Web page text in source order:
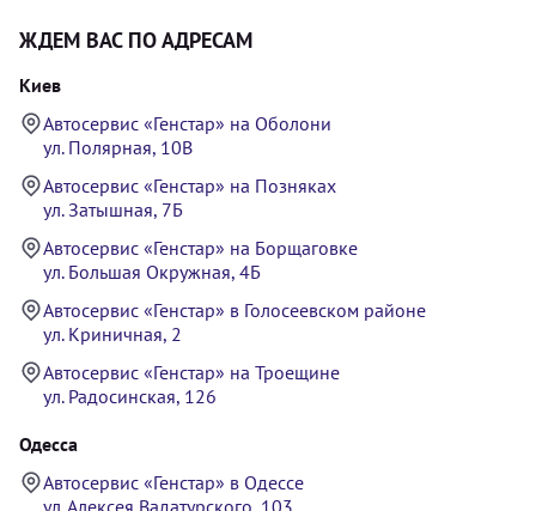
ЖДЕМ ВАС ПО АДРЕСАМ
Киев
Автосервис «Генстар» на Оболони
ул. Полярная, 10В
Автосервис «Генстар» на Позняках
ул. Затышная, 7Б
Автосервис «Генстар» на Борщаговке
ул. Большая Окружная, 4Б
Автосервис «Генстар» в Голосеевском районе
ул. Криничная, 2
Автосервис «Генстар» на Троещине
ул. Радосинская, 126
Одесса
Автосервис «Генстар» в Одессе
ул. Алексея Вадатурского, 103